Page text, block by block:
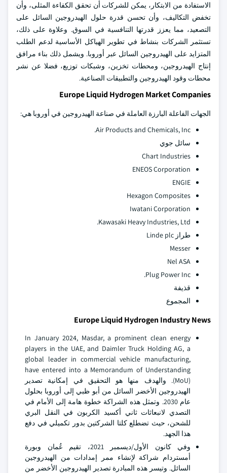
الاستفادة من الابتكار، يمكن للشركات أن تحقق الكفاءة المثلى، وأن
تخفض التكاليف، وأن تحسن قدرة حلول الهيدروجين السائل على
التصعيد، مما يعزز قدرتها التنافسية في السوق. وعلاوة على ذلك،
تستثمر الشركات بنشاط في تطوير الهياكل الأساسية لدعم الطلب
المتزايد على الهيدروجين السائل عبر أوروبا. ويشمل ذلك بناء مرافق
إنتاج الهيدروجين، ومحطات تخزين، وشبكات توزيع، فضلا عن نشر
محطات وقود الهيدروجين والتطبيقات الصناعية.
Europe Liquid Hydrogen Market Companies
الجهات الفاعلة البارزة العاملة في صناعة الهيدروجين في أوروبا هي:
Air Products and Chemicals, Inc.
سائل جوي
Chart Industries
ENEOS Corporation
ENGIE
Hexagon Composites
Iwatani Corporation
Kawasaki Heavy Industries, Ltd.
طراز Linde plc
Messer
Nel ASA
Plug Power Inc.
قذيفة
المجموع
Europe Liquid Hydrogen Industry News
In January 2024, Masdar, a prominent clean energy
players in the UAE, and Daimler Truck Holding AG, a
global leader in commercial vehicle manufacturing,
have entered into a Memorandum of Understanding
(MoU). والهدف منها هو التحقيق في إمكانية تصدير
الهيدروجين الأخضر السائل من أبو ظبي إلى أوروبا بحلول
عام 2030. وتمثل هذه الشراكة خطوة هامة إلى الأمام في
التصدي لانبعاثات ثاني أكسيد الكربون في النقل البري
للشحن، حيث تضطلع كلتا الشركتين بدور تكميلي في دفع
هذا الجهد.
وفي كانون الأول/ديسمبر 2021، تقيم عُمان وبورة
أمستردام شراكة لإنشاء ممر إمدادات من الهيدروجين
السائل. وتيسر هذه المبادرة تصدير الهيدروجين الأخضر من